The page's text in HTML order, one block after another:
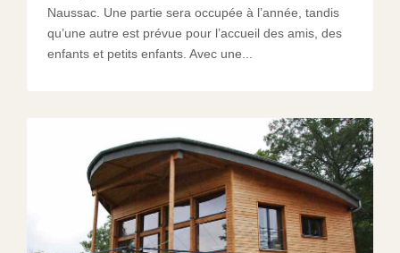
Naussac. Une partie sera occupée à l’année, tandis
qu’une autre est prévue pour l’accueil des amis, des
enfants et petits enfants. Avec une...